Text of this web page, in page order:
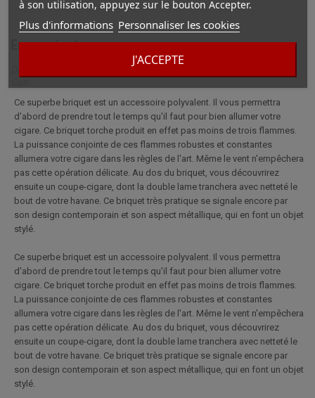
à son utilisation, appuyez sur le bouton Accepter.
Plus d'informations Personnaliser les cookies
J'ACCEPTE
En savoir plus
Description complète pour Briquet Chalumeau 3 Flammes Boss
Ce superbe briquet est un accessoire polyvalent. Il vous permettra
d'abord de prendre tout le temps qu'il faut pour bien allumer votre
cigare. Ce briquet torche produit en effet pas moins de trois flammes.
La puissance conjointe de ces flammes robustes et constantes
allumera votre cigare dans les règles de l'art. Même le vent n'empêchera
pas cette opération délicate. Au dos du briquet, vous découvrirez
ensuite un coupe-cigare, dont la double lame tranchera avec netteté le
bout de votre havane. Ce briquet très pratique se signale encore par
son design contemporain et son aspect métallique, qui en font un objet
stylé.
Ce superbe briquet est un accessoire polyvalent. Il vous permettra
d'abord de prendre tout le temps qu'il faut pour bien allumer votre
cigare. Ce briquet torche produit en effet pas moins de trois flammes.
La puissance conjointe de ces flammes robustes et constantes
allumera votre cigare dans les règles de l'art. Même le vent n'empêchera
pas cette opération délicate. Au dos du briquet, vous découvrirez
ensuite un coupe-cigare, dont la double lame tranchera avec netteté le
bout de votre havane. Ce briquet très pratique se signale encore par
son design contemporain et son aspect métallique, qui en font un objet
stylé.